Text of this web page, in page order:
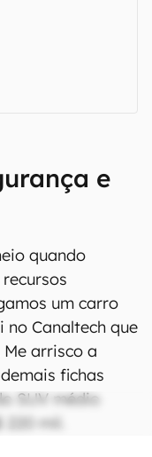
e
quando
um carro
Canaltech que
arrisco a
fichas
SUV médio
mil.